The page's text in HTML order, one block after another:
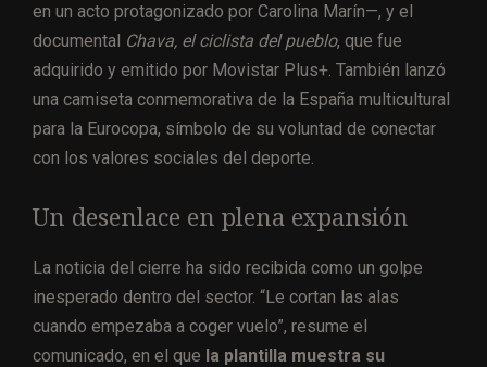
en un acto protagonizado por Carolina Marín—, y el
documental Chava, el ciclista del pueblo, que fue
adquirido y emitido por Movistar Plus+. También lanzó
una camiseta conmemorativa de la España multicultural
para la Eurocopa, símbolo de su voluntad de conectar
con los valores sociales del deporte.
Un desenlace en plena expansión
La noticia del cierre ha sido recibida como un golpe
inesperado dentro del sector. “Le cortan las alas
cuando empezaba a coger vuelo”, resume el
comunicado, en el que la plantilla muestra su